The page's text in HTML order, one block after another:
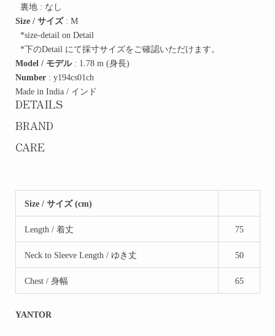
裏地 : なし
Size / サイズ: M
*size-detail on Detail
*下のDetail にて採寸サイズをご確認いただけます。
Model / モデル: 1.78 m (身長)
Number : y194cs01ch
Made in India / インド
DETAILS
BRAND
CARE
Size / サイズ (cm)
Length / 着丈 75
Neck to Sleeve Length / ゆき丈 50
Chest / 身幅 65
YANTOR